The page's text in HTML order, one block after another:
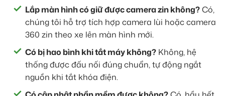
Lắp màn hình có giữ được camera zin không?Có,
chúng tôi hỗ trợ tích hợp camera lùi hoặc camera
360 zin theo xe lên màn hình mới.
Có bị hao bình khi tắt máy không? Không, hệ
thống được đấu nối đúng chuẩn, tự động ngắt
nguồn khi tắt khóa điện.